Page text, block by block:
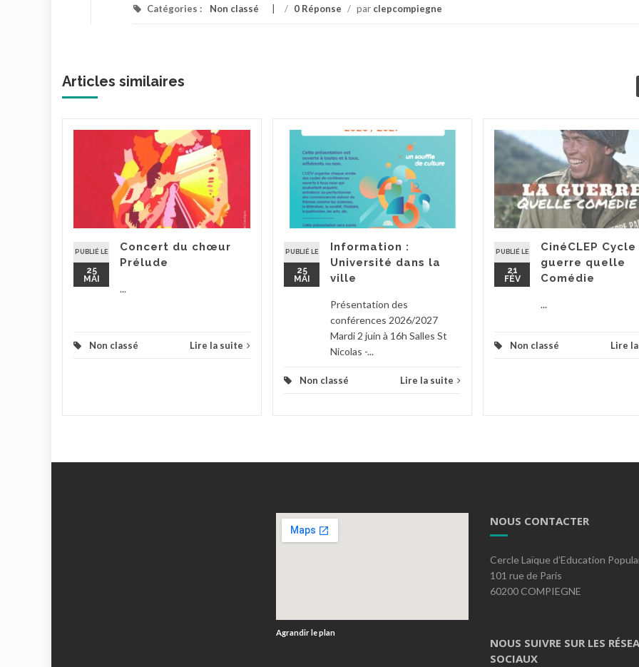
Catégories : Non classé / 0 Réponse / par clepcompiegne
Articles similaires
PUBLIÉ LE
25
MAI
Concert du chœur
Prélude
...
Non classé Lire la suite
PUBLIÉ LE
25
MAI
Information :
Université dans la
ville
Présentation des
conférences 2026/2027
Mardi 2 juin à 16h Salles St
Nicolas -...
Non classé Lire la suite
PUBLIÉ LE
21
FÉV
CinéCLEP Cycle
guerre quelle
Comédie
...
Non classé Lire
Agrandir le plan
NOUS CONTACTER
Cercle Laïque d’Education
101 rue de Paris
60200 COMPIEGNE
NOUS SUIVRE SUR LES
SOCIAUX